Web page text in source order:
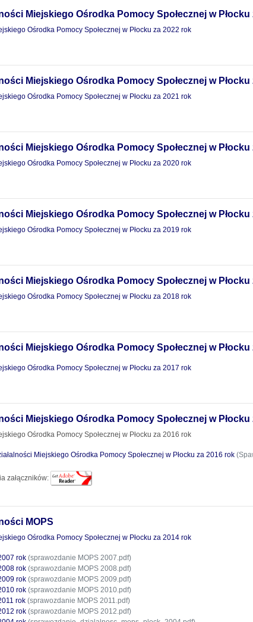
Miejskiego Ośrodka Pomocy Społecznej w Płocku
Ośrodka Pomocy Społecznej w Płocku za 2022 rok
Miejskiego Ośrodka Pomocy Społecznej w Płocku
Ośrodka Pomocy Społecznej w Płocku za 2021 rok
Miejskiego Ośrodka Pomocy Społecznej w Płocku
Ośrodka Pomocy Społecznej w Płocku za 2020 rok
Miejskiego Ośrodka Pomocy Społecznej w Płocku
Ośrodka Pomocy Społecznej w Płocku za 2019 rok
Miejskiego Ośrodka Pomocy Społecznej w Płocku
Ośrodka Pomocy Społecznej w Płocku za 2018 rok
Miejskiego Ośrodka Pomocy Społecznej w Płocku
Ośrodka Pomocy Społecznej w Płocku za 2017 rok
Miejskiego Ośrodka Pomocy Społecznej w Płocku
Ośrodka Pomocy Społecznej w Płocku za 2016 rok
Miejskiego Ośrodka Pomocy Społecznej w Płocku za 2016 rok
załączników:
MOPS
Ośrodka Pomocy Społecznej w Płocku za 2014 rok
rok (sprawozdanie MOPS 2007.pdf)
rok (sprawozdanie MOPS 2008.pdf)
rok (sprawozdanie MOPS 2009.pdf)
rok (sprawozdanie MOPS 2010.pdf)
rok (sprawozdanie MOPS 2011.pdf)
rok (sprawozdanie MOPS 2012.pdf)